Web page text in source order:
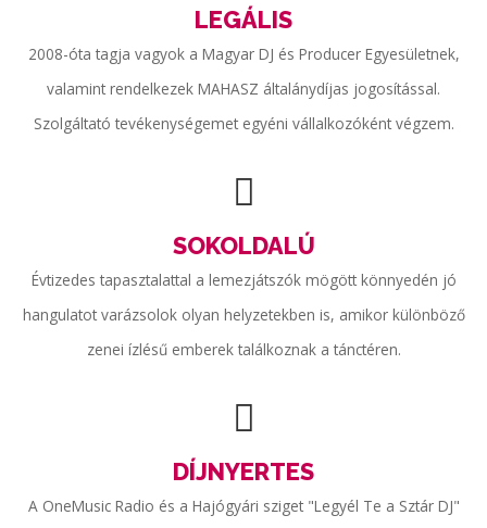
LEGÁLIS
2008-óta tagja vagyok a Magyar DJ és Producer Egyesületnek,
valamint rendelkezek MAHASZ általánydíjas jogosítással.
Szolgáltató tevékenységemet egyéni vállalkozóként végzem.
SOKOLDALÚ
Évtizedes tapasztalattal a lemezjátszók mögött könnyedén jó
hangulatot varázsolok olyan helyzetekben is, amikor különböző
zenei ízlésű emberek találkoznak a tánctéren.
DÍJNYERTES
A OneMusic Radio és a Hajógyári sziget "Legyél Te a Sztár DJ"